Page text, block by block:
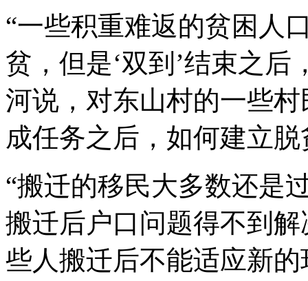
“一些积重难返的贫困人
贫，但是‘双到’结束之
河说，对东山村的一些
成任务之后，如何建立
“搬迁的移民大多数还是
搬迁后户口问题得不到
些人搬迁后不能适应新